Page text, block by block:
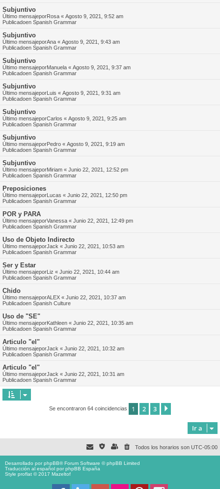
Subjuntivo
Último mensajeporRosa « Agosto 9, 2021, 9:52 am
Publicadoen Spanish Grammar
Subjuntivo
Último mensajeporAna « Agosto 9, 2021, 9:43 am
Publicadoen Spanish Grammar
Subjuntivo
Último mensajeporManuela « Agosto 9, 2021, 9:37 am
Publicadoen Spanish Grammar
Subjuntivo
Último mensajeporLuis « Agosto 9, 2021, 9:31 am
Publicadoen Spanish Grammar
Subjuntivo
Último mensajeporCarlos « Agosto 9, 2021, 9:25 am
Publicadoen Spanish Grammar
Subjuntivo
Último mensajeporPedro « Agosto 9, 2021, 9:19 am
Publicadoen Spanish Grammar
Subjuntivo
Último mensajeporMiriam « Junio 22, 2021, 12:52 pm
Publicadoen Spanish Grammar
Preposiciones
Último mensajeporLucas « Junio 22, 2021, 12:50 pm
Publicadoen Spanish Grammar
POR y PARA
Último mensajeporVanessa « Junio 22, 2021, 12:49 pm
Publicadoen Spanish Grammar
Uso de Objeto Indirecto
Último mensajeporJack « Junio 22, 2021, 10:53 am
Publicadoen Spanish Grammar
Ser y Estar
Último mensajeporLiz « Junio 22, 2021, 10:44 am
Publicadoen Spanish Grammar
Chido
Último mensajeporALEX « Junio 22, 2021, 10:37 am
Publicadoen Spanish Culture
Uso de "SE"
Último mensajeporKathleen « Junio 22, 2021, 10:35 am
Publicadoen Spanish Grammar
Articulo "el"
Último mensajeporJack « Junio 22, 2021, 10:32 am
Publicadoen Spanish Grammar
Articulo "el"
Último mensajeporJack « Junio 22, 2021, 10:31 am
Publicadoen Spanish Grammar
Se encontraron 64 coincidencias 1 2 3
Ir a
Todos los horarios son UTC-05:00
Desarrollado porphpBB® Forum Software © phpBB Limited
Traducción al español porphpBB España
Style proflat © 2017 Mazeltof